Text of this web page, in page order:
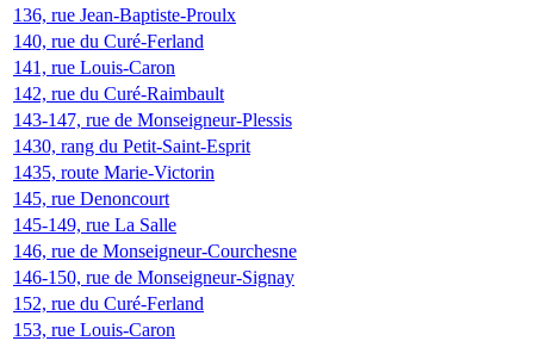
136, rue Jean-Baptiste-Proulx
140, rue du Curé-Ferland
141, rue Louis-Caron
142, rue du Curé-Raimbault
143-147, rue de Monseigneur-Plessis
1430, rang du Petit-Saint-Esprit
1435, route Marie-Victorin
145, rue Denoncourt
145-149, rue La Salle
146, rue de Monseigneur-Courchesne
146-150, rue de Monseigneur-Signay
152, rue du Curé-Ferland
153, rue Louis-Caron